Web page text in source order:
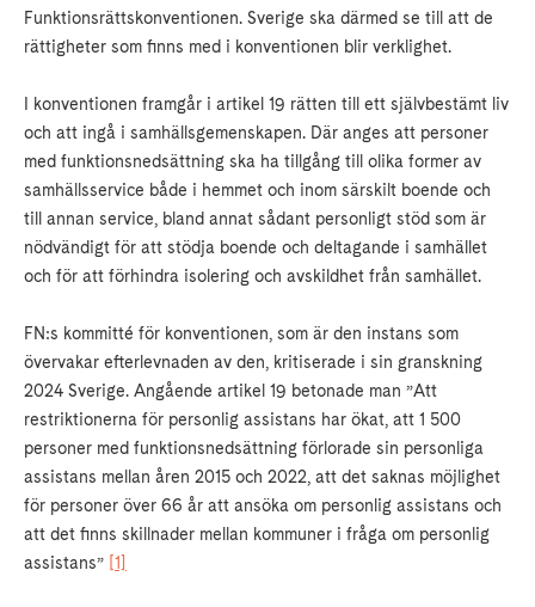
Funktionsrättskonventionen. Sverige ska därmed se till att de
rättigheter som finns med i konventionen blir verklighet.
I konventionen framgår i artikel 19 rätten till ett självbestämt liv
och att ingå i samhällsgemenskapen. Där anges att personer
med funktionsnedsättning ska ha tillgång till olika former av
samhällsservice både i hemmet och inom särskilt boende och
till annan service, bland annat sådant personligt stöd som är
nödvändigt för att stödja boende och deltagande i samhället
och för att förhindra isolering och avskildhet från samhället.
FN:s kommitté för konventionen, som är den instans som
övervakar efterlevnaden av den, kritiserade i sin granskning
2024 Sverige. Angående artikel 19 betonade man ”Att
restriktionerna för personlig assistans har ökat, att 1 500
personer med funktionsnedsättning förlorade sin personliga
assistans mellan åren 2015 och 2022, att det saknas möjlighet
för personer över 66 år att ansöka om personlig assistans och
att det finns skillnader mellan kommuner i fråga om personlig
assistans” [1]